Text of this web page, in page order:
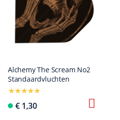
Alchemy The Scream No2
Standaardvluchten
€ 1,30